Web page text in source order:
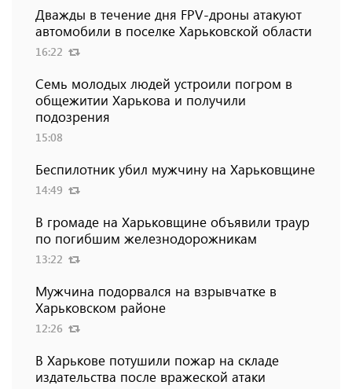
Дважды в течение дня FPV-дроны атакуют
автомобили в поселке Харьковской области
16:22
Семь молодых людей устроили погром в
общежитии Харькова и получили
подозрения
15:08
Беспилотник убил мужчину на Харьковщине
14:49
В громаде на Харьковщине объявили траур
по погибшим железнодорожникам
13:22
Мужчина подорвался на взрывчатке в
Харьковском районе
12:26
В Харькове потушили пожар на складе
издательства после вражеской атаки